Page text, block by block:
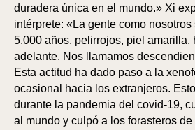
duradera única en el mundo.» Xi
intérprete: «La gente como
5.000 años, pelirrojos, piel amarilla,
adelante. Nos llamamos
Esta actitud ha dado paso a la
ocasional hacia los extranjeros.
durante la pandemia del covid-19,
al mundo y culpó a los forasteros